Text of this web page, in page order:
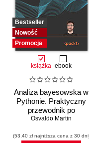
Bestseller
Nowość
Promocja
książka ebook
Analiza bayesowska w
Pythonie. Praktyczny
przewodnik po
modelowaniu
Wydanie III
Osvaldo Martin
(53,40 zł najniższa cena z 30